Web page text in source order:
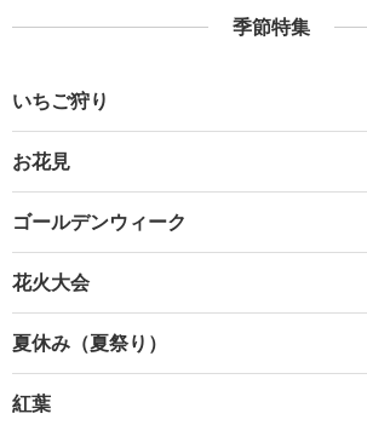
季節特集
いちご狩り
お花見
ゴールデンウィーク
花火大会
夏休み（夏祭り）
紅葉